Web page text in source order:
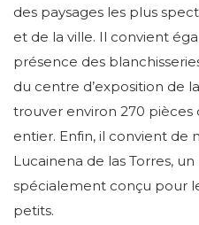
des paysages les plus
et de la ville. Il convient
présence des
du centre d’exposition de
trouver environ 270
entier. Enfin, il convient de
Lucainena de las Torres,
spécialement conçu pour
petits.